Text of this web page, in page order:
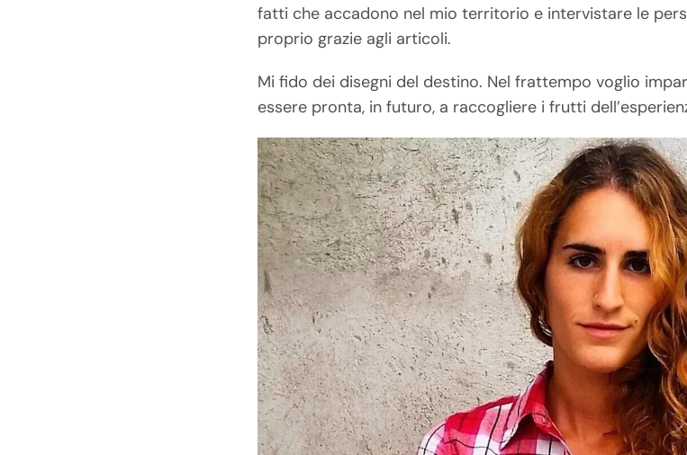
fatti che accadono nel mio territorio e intervistare le
proprio grazie agli articoli.
Mi fido dei disegni del destino. Nel frattempo voglio
essere pronta, in futuro, a raccogliere i frutti